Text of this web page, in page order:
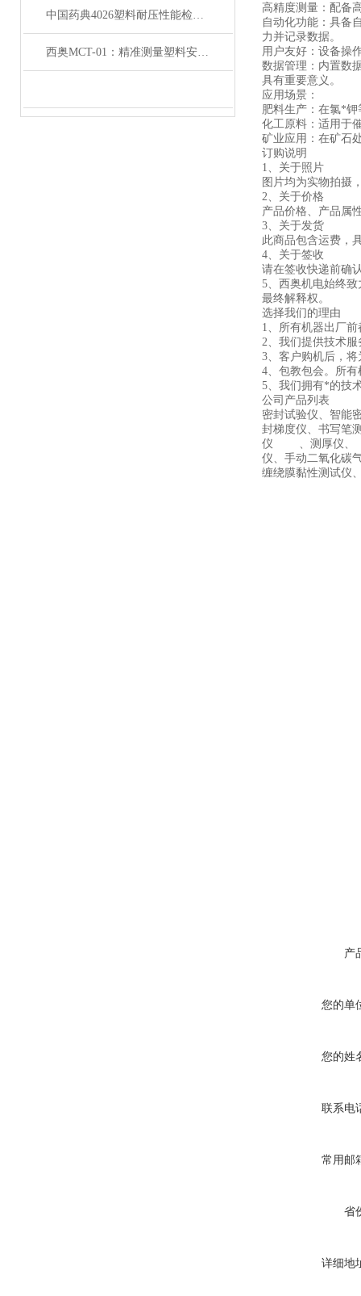
中国药典4026塑料耐压性能检查法内容深度解读
西奥MCT-01：精准测量塑料安瓿瓶开启力
高精度测量：配备
自动化功能：具备
力并记录数据。
用户友好：设备操
数据管理：内置数
具有重要意义。
应用场景：
肥料生产：在氯*
化工原料：适用于
矿业应用：在矿石
订购说明
1、关于照片
图片均为实物拍摄
2、关于价格
产品价格、产品属
3、关于发货
此商品包含运费，
4、关于签收
请在签收快递前确
5、西奥机电始终
最终解释权。
选择我们的理由
1、所有机器出厂
2、我们提供技术
3、客户购机后，
4、包教包会。所
5、我们拥有*的技
公司产品列表
密封试验仪、智能
封梯度仪、书写笔
仪 、测厚仪、 摆
仪、手动二氧化碳
缠绕膜黏性测试仪
产
您的单
您的姓
联系电
常用邮
省
详细地